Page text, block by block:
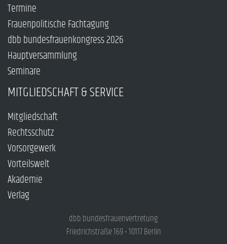
Termine
Frauenpolitische Fachtagung
dbb bundesfrauenkongress 2026
Hauptversammlung
Seminare
MITGLIEDSCHAFT & SERVICE
Mitgliedschaft
Rechtsschutz
Vorsorgewerk
Vorteilswelt
Akademie
Verlag
dbb bundesfrauenvertretung
Friedrichstraße 169 • 10117 Berlin